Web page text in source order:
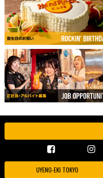
UYENO-EKI TOKYO